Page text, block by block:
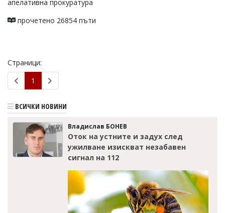
апелативна прокуратура
прочетено 26854 пъти
Страници:
1
ВСИЧКИ НОВИНИ
Владислав БОНЕВ
Оток на устните и задух след
ужилване изискват незабавен
сигнал на 112